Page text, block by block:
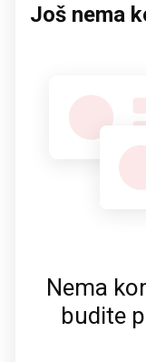
Još nema
Nema
budite